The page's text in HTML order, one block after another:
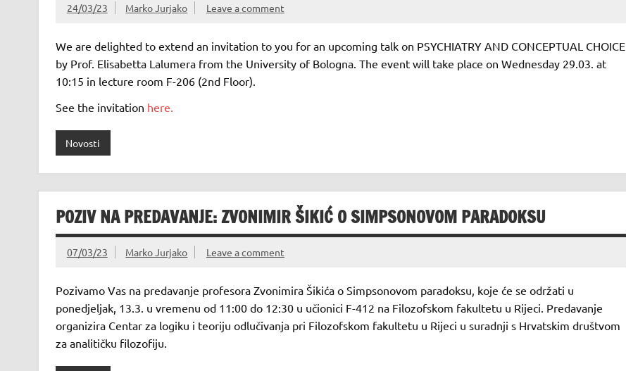
24/03/23 Marko Jurjako Leave a comment
We are delighted to extend an invitation to you for an upcoming talk on PSYCHIATRY AND CONCEPTUAL CHOICE
by Prof. Elisabetta Lalumera from the University of Bologna. The event will take place on Wednesday 29.03. at
10:15 in lecture room F-206 (2nd Floor).
See the invitation here.
Novosti
POZIV NA PREDAVANJE: ZVONIMIR ŠIKIĆ O SIMPSONOVOM PARADOKSU
07/03/23 Marko Jurjako Leave a comment
Pozivamo Vas na predavanje profesora Zvonimira Šikića o Simpsonovom paradoksu, koje će se održati u
ponedjeljak, 13.3. u vremenu od 11:00 do 12:30 u učionici F-412 na Filozofskom fakultetu u Rijeci. Predavanje
organizira Centar za logiku i teoriju odlučivanja pri Filozofskom fakultetu u Rijeci u suradnji s Hrvatskim društvom
za analitičku filozofiju.